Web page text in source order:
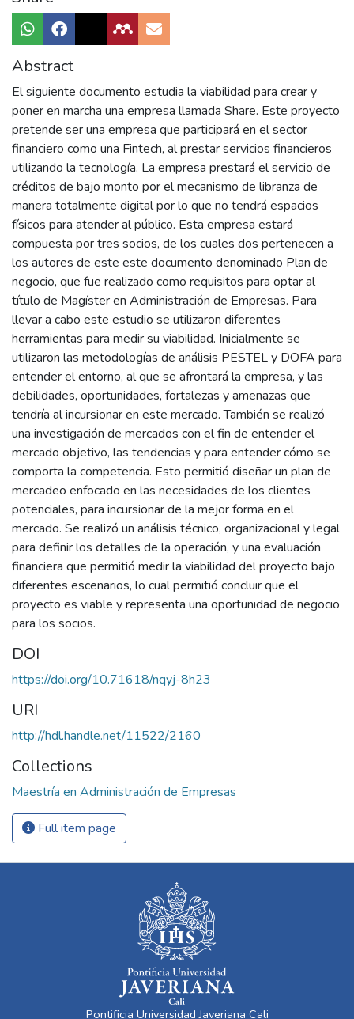
Abstract
El siguiente documento estudia la viabilidad para crear y
poner en marcha una empresa llamada Share. Este proyecto
pretende ser una empresa que participará en el sector
financiero como una Fintech, al prestar servicios financieros
utilizando la tecnología. La empresa prestará el servicio de
créditos de bajo monto por el mecanismo de libranza de
manera totalmente digital por lo que no tendrá espacios
físicos para atender al público. Esta empresa estará
compuesta por tres socios, de los cuales dos pertenecen a
los autores de este este documento denominado Plan de
negocio, que fue realizado como requisitos para optar al
título de Magíster en Administración de Empresas. Para
llevar a cabo este estudio se utilizaron diferentes
herramientas para medir su viabilidad. Inicialmente se
utilizaron las metodologías de análisis PESTEL y DOFA para
entender el entorno, al que se afrontará la empresa, y las
debilidades, oportunidades, fortalezas y amenazas que
tendría al incursionar en este mercado. También se realizó
una investigación de mercados con el fin de entender el
mercado objetivo, las tendencias y para entender cómo se
comporta la competencia. Esto permitió diseñar un plan de
mercadeo enfocado en las necesidades de los clientes
potenciales, para incursionar de la mejor forma en el
mercado. Se realizó un análisis técnico, organizacional y legal
para definir los detalles de la operación, y una evaluación
financiera que permitió medir la viabilidad del proyecto bajo
diferentes escenarios, lo cual permitió concluir que el
proyecto es viable y representa una oportunidad de negocio
para los socios.
DOI
https://doi.org/10.71618/nqyj-8h23
URI
http://hdl.handle.net/11522/2160
Collections
Maestría en Administración de Empresas
Full item page
Pontificia Universidad Javeriana Cali